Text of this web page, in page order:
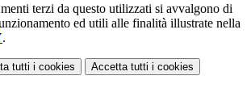
terzi da questo utilizzati si avvalgono di
ed utili alle finalità illustrate nella
.
tutti i cookies Accetta tutti i cookies